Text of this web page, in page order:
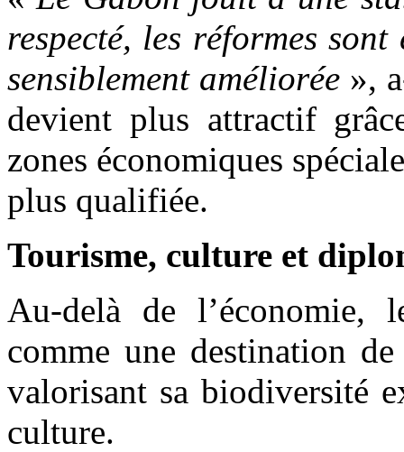
respecté, les réformes
sensiblement améliorée »,
devient plus attractif
zones économiques
plus qualifiée.
Tourisme, culture et
Au-delà de l’économie,
comme une destination
valorisant sa biodiversité
culture.